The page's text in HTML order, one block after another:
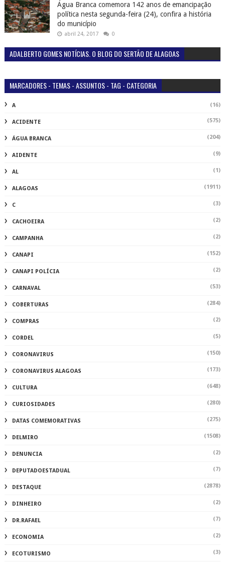
Água Branca comemora 142 anos de emancipação
política nesta segunda-feira (24), confira a história
do município
abril 24, 2017 0
ADALBERTO GOMES NOTÍCIAS. O BLOG DO SERTÃO DE ALAGOAS
MARCADORES - TEMAS - ASSUNTOS - TAG - CATEGORIA
A (16)
ACIDENTE (575)
ÁGUA BRANCA (204)
AIDENTE (9)
AL (1)
ALAGOAS (1911)
C (3)
CACHOEIRA (2)
CAMPANHA (2)
CANAPI (152)
CANAPI POLÍCIA (2)
CARNAVAL (53)
COBERTURAS (284)
COMPRAS (2)
CORDEL (5)
CORONAVIRUS (150)
CORONAVIRUS ALAGOAS (173)
CULTURA (648)
CURIOSIDADES (280)
DATAS COMEMORATIVAS (275)
DELMIRO (1508)
DENUNCIA (2)
DEPUTADOESTADUAL (7)
DESTAQUE (2878)
DINHEIRO (2)
DR.RAFAEL (7)
ECONOMIA (2)
ECOTURISMO (3)